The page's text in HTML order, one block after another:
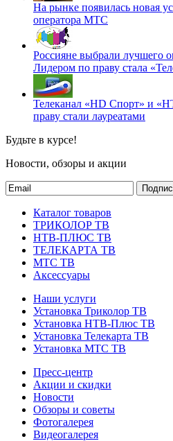
На рынке появилась новая
оператора МТС
Россияне выбрали лучшего
Лидером по праву стала
Телеканал «HD Спорт» и
праву стали лауреатами
Будьте в курсе!
Новости, обзоры и акции
Каталог товаров
ТРИКОЛОР ТВ
НТВ-ПЛЮС ТВ
ТЕЛЕКАРТА ТВ
МТС ТВ
Аксессуары
Наши услуги
Установка Триколор ТВ
Установка НТВ-Плюс ТВ
Установка Телекарта ТВ
Установка МТС ТВ
Пресс-центр
Акции и скидки
Новости
Обзоры и советы
Фотогалерея
Видеогалерея